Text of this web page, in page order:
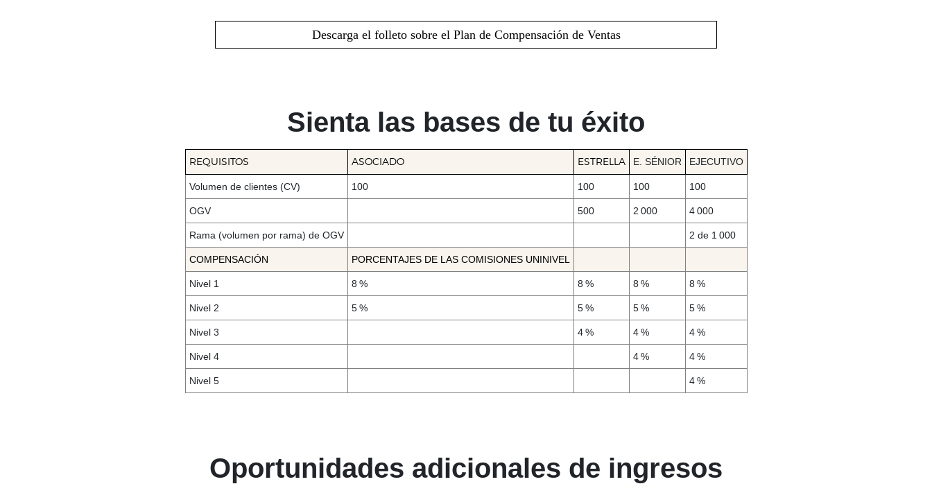
Descarga el folleto sobre el Plan de Compensación de Ventas
Sienta las bases de tu éxito
REQUISITOS ASOCIADO ESTRELLA E. SÉNIOR EJECUTIVO
Volumen de clientes (CV) 100 100 100 100
OGV 500 2 000 4 000
Rama (volumen por rama) de OGV 2 de 1 000
COMPENSACIÓN PORCENTAJES DE LAS COMISIONES UNINIVEL
Nivel 1 8 % 8 % 8 % 8 %
Nivel 2 5 % 5 % 5 % 5 %
Nivel 3 4 % 4 % 4 %
Nivel 4 4 % 4 %
Nivel 5 4 %
Oportunidades adicionales de ingresos